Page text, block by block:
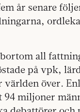
år senare
all
på vpk,
världen över.
miljoner